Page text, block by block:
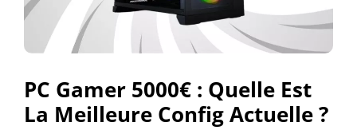
PC Gamer 5000€ : Quelle Est
La Meilleure Config Actuelle ?